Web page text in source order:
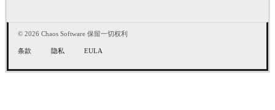
© 2026 Chaos Software 保留一切权利
条款 隐私 EULA